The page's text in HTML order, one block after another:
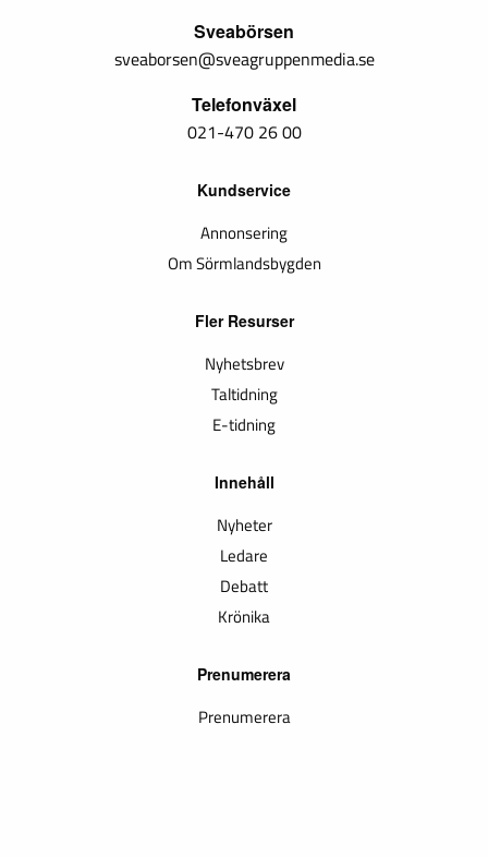
Sveabörsen
sveaborsen@sveagruppenmedia.se
Telefonväxel
021-470 26 00
Kundservice
Annonsering
Om Sörmlandsbygden
Fler Resurser
Nyhetsbrev
Taltidning
E-tidning
Innehåll
Nyheter
Ledare
Debatt
Krönika
Prenumerera
Prenumerera